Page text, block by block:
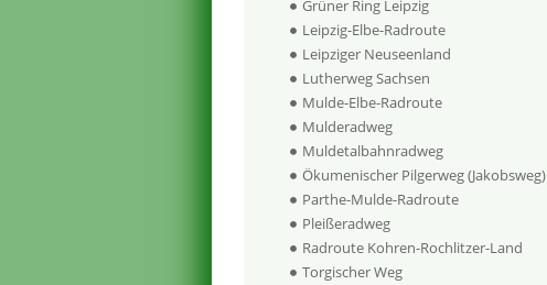
Grüner Ring Leipzig
Leipzig-Elbe-Radroute
Leipziger Neuseenland
Lutherweg Sachsen
Mulde-Elbe-Radroute
Mulderadweg
Muldetalbahnradweg
Ökumenischer Pilgerweg (Jakobsweg)
Parthe-Mulde-Radroute
Pleißeradweg
Radroute Kohren-Rochlitzer-Land
Torgischer Weg